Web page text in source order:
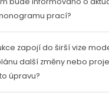
prací?
zapojí do širší vize
další změny nebo
úpravu?